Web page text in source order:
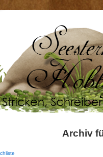
Archiv